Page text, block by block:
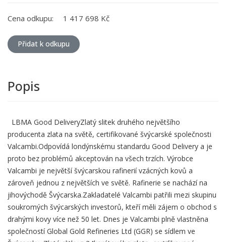
Cena odkupu: 1 417 698 Kč
Přidat k odkupu
Popis
LBMA Good DeliveryZlatý slitek druhého největšího
producenta zlata na světě, certifikované švýcarské společnosti
Valcambi.Odpovídá londýnskému standardu Good Delivery a je
proto bez problémů akceptován na všech trzích. Výrobce
Valcambi je největší švýcarskou rafinerií vzácných kovů a
zároveň jednou z největších ve světě. Rafinerie se nachází na
jihovýchodě Švýcarska.Zakladatelé Valcambi patřili mezi skupinu
soukromých švýcarských investorů, kteří měli zájem o obchod s
drahými kovy více než 50 let. Dnes je Valcambi plně vlastněna
společností Global Gold Refineries Ltd (GGR) se sídlem ve